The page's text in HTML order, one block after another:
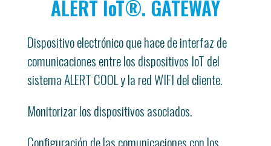
ALERT IoT®. GATEWAY
Dispositivo electrónico que hace de interfaz de
comunicaciones entre los dispositivos IoT del
sistema ALERT COOL y la red WIFI del cliente.
Monitorizar los dispositivos asociados.
Configuración de las comunicaciones con los